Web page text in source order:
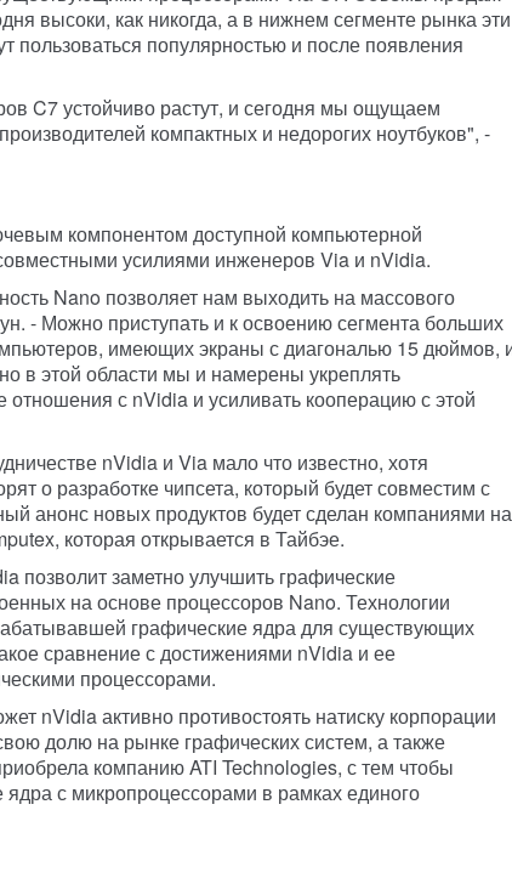
высоки, как никогда, а в нижнем сегменте рынка эти
пользоваться популярностью и после появления
C7 устойчиво растут, и сегодня мы ощущаем
компактных и недорогих ноутбуков", -
компонентом доступной компьютерной
усилиями инженеров Via и nVidia.
Nano позволяет нам выходить на массового
- Можно приступать и к освоению сегмента больших
имеющих экраны с диагональю 15 дюймов,
в этой области мы и намерены укреплять
отношения с nVidia и усиливать кооперацию с этой
nVidia и Via мало что известно, хотя
о разработке чипсета, который будет совместим с
анонс новых продуктов будет сделан компаниями на
которая открывается в Тайбэе.
позволит заметно улучшить графические
на основе процессоров Nano. Технологии
графические ядра для существующих
сравнение с достижениями nVidia и ее
процессорами.
nVidia активно противостоять натиску корпорации
долю на рынке графических систем, а также
компанию ATI Technologies, с тем чтобы
ядра с микропроцессорами в рамках единого